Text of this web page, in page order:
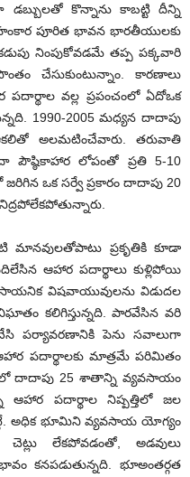
డబ్బులతో కొన్నాను కాబట్టి దీన్ని
పూరిత భావన భారతీయులకు
నింపుకోవడమే తప్ప పక్కవారి
చేసుకుంటున్నాం. కారణాలు
వల్ల ప్రపంచంలో ఏదోఒక
1990-2005 మధ్యన దాదాపు
అలమటించేవారు. తరువాతి
పౌష్ఠికాహార లోపంతో ప్రతి 5-10
జరిగిన ఒక సర్వే ప్రకారం దాదాపు 20
మానవులతోపాటు ప్రకృతికి కూడా
ఆహార పదార్థాలు కుళ్లిపోయి
విషవాయువులను విడుదల
కలిగిస్తున్నది. పారవేసిన వరి
పర్యావరణానికి పెను సవాలుగా
పదార్థాలకు మాత్రమే పరిమితం
దాదాపు 25 శాతాన్ని వ్యవసాయం
ఆహార పదార్థాల నిష్పత్తిలో జల
అధిక భూమిని వ్యవసాయ యోగ్యం
చెట్లు లేకపోవడంతో, అడవులు
కనపడుతున్నది. భూఅంతర్గత